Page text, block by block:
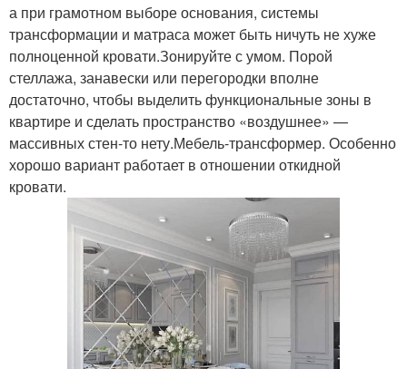
а при грамотном выборе основания, системы
трансформации и матраса может быть ничуть не хуже
полноценной кровати.Зонируйте с умом. Порой
стеллажа, занавески или перегородки вполне
достаточно, чтобы выделить функциональные зоны в
квартире и сделать пространство «воздушнее» —
массивных стен-то нету.Мебель-трансформер. Особенно
хорошо вариант работает в отношении откидной
кровати.